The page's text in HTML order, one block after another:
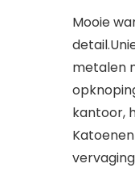
Mooie
metalen
kantoor,